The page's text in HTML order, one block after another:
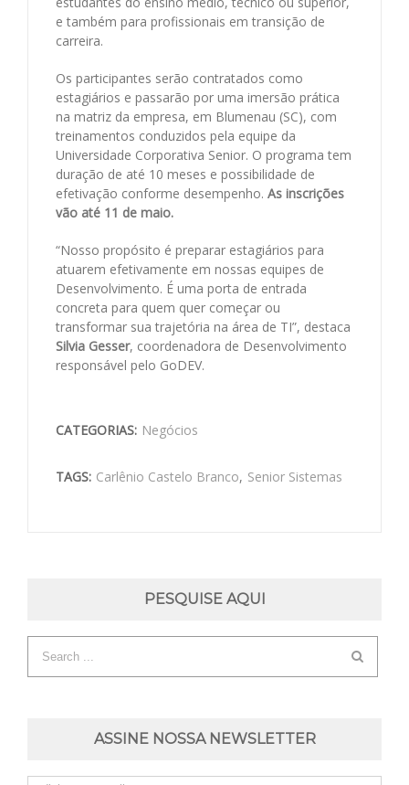
e também para profissionais em transição de
carreira.
Os participantes serão contratados como
estagiários e passarão por uma imersão prática
na matriz da empresa, em Blumenau (SC), com
treinamentos conduzidos pela equipe da
Universidade Corporativa Senior. O programa tem
duração de até 10 meses e possibilidade de
efetivação conforme desempenho. As inscrições
vão até 11 de maio.
“Nosso propósito é preparar estagiários para
atuarem efetivamente em nossas equipes de
Desenvolvimento. É uma porta de entrada
concreta para quem quer começar ou
transformar sua trajetória na área de TI”, destaca
Silvia Gesser, coordenadora de Desenvolvimento
responsável pelo GoDEV.
CATEGORIAS: Negócios
TAGS: Carlênio Castelo Branco, Senior Sistemas
PESQUISE AQUI
ASSINE NOSSA NEWSLETTER